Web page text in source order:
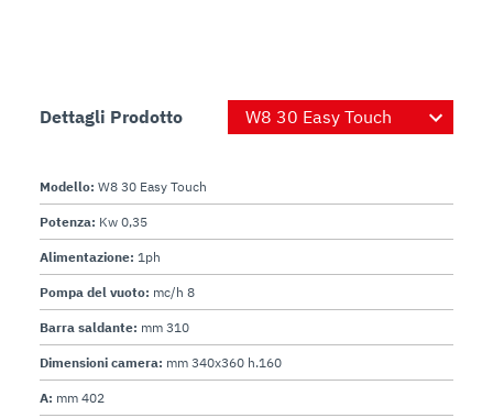
Dettagli Prodotto
Modello: W8 30 Easy Touch
Potenza: Kw 0,35
Alimentazione: 1ph
Pompa del vuoto: mc/h 8
Barra saldante: mm 310
Dimensioni camera: mm 340x360 h.160
A: mm 402